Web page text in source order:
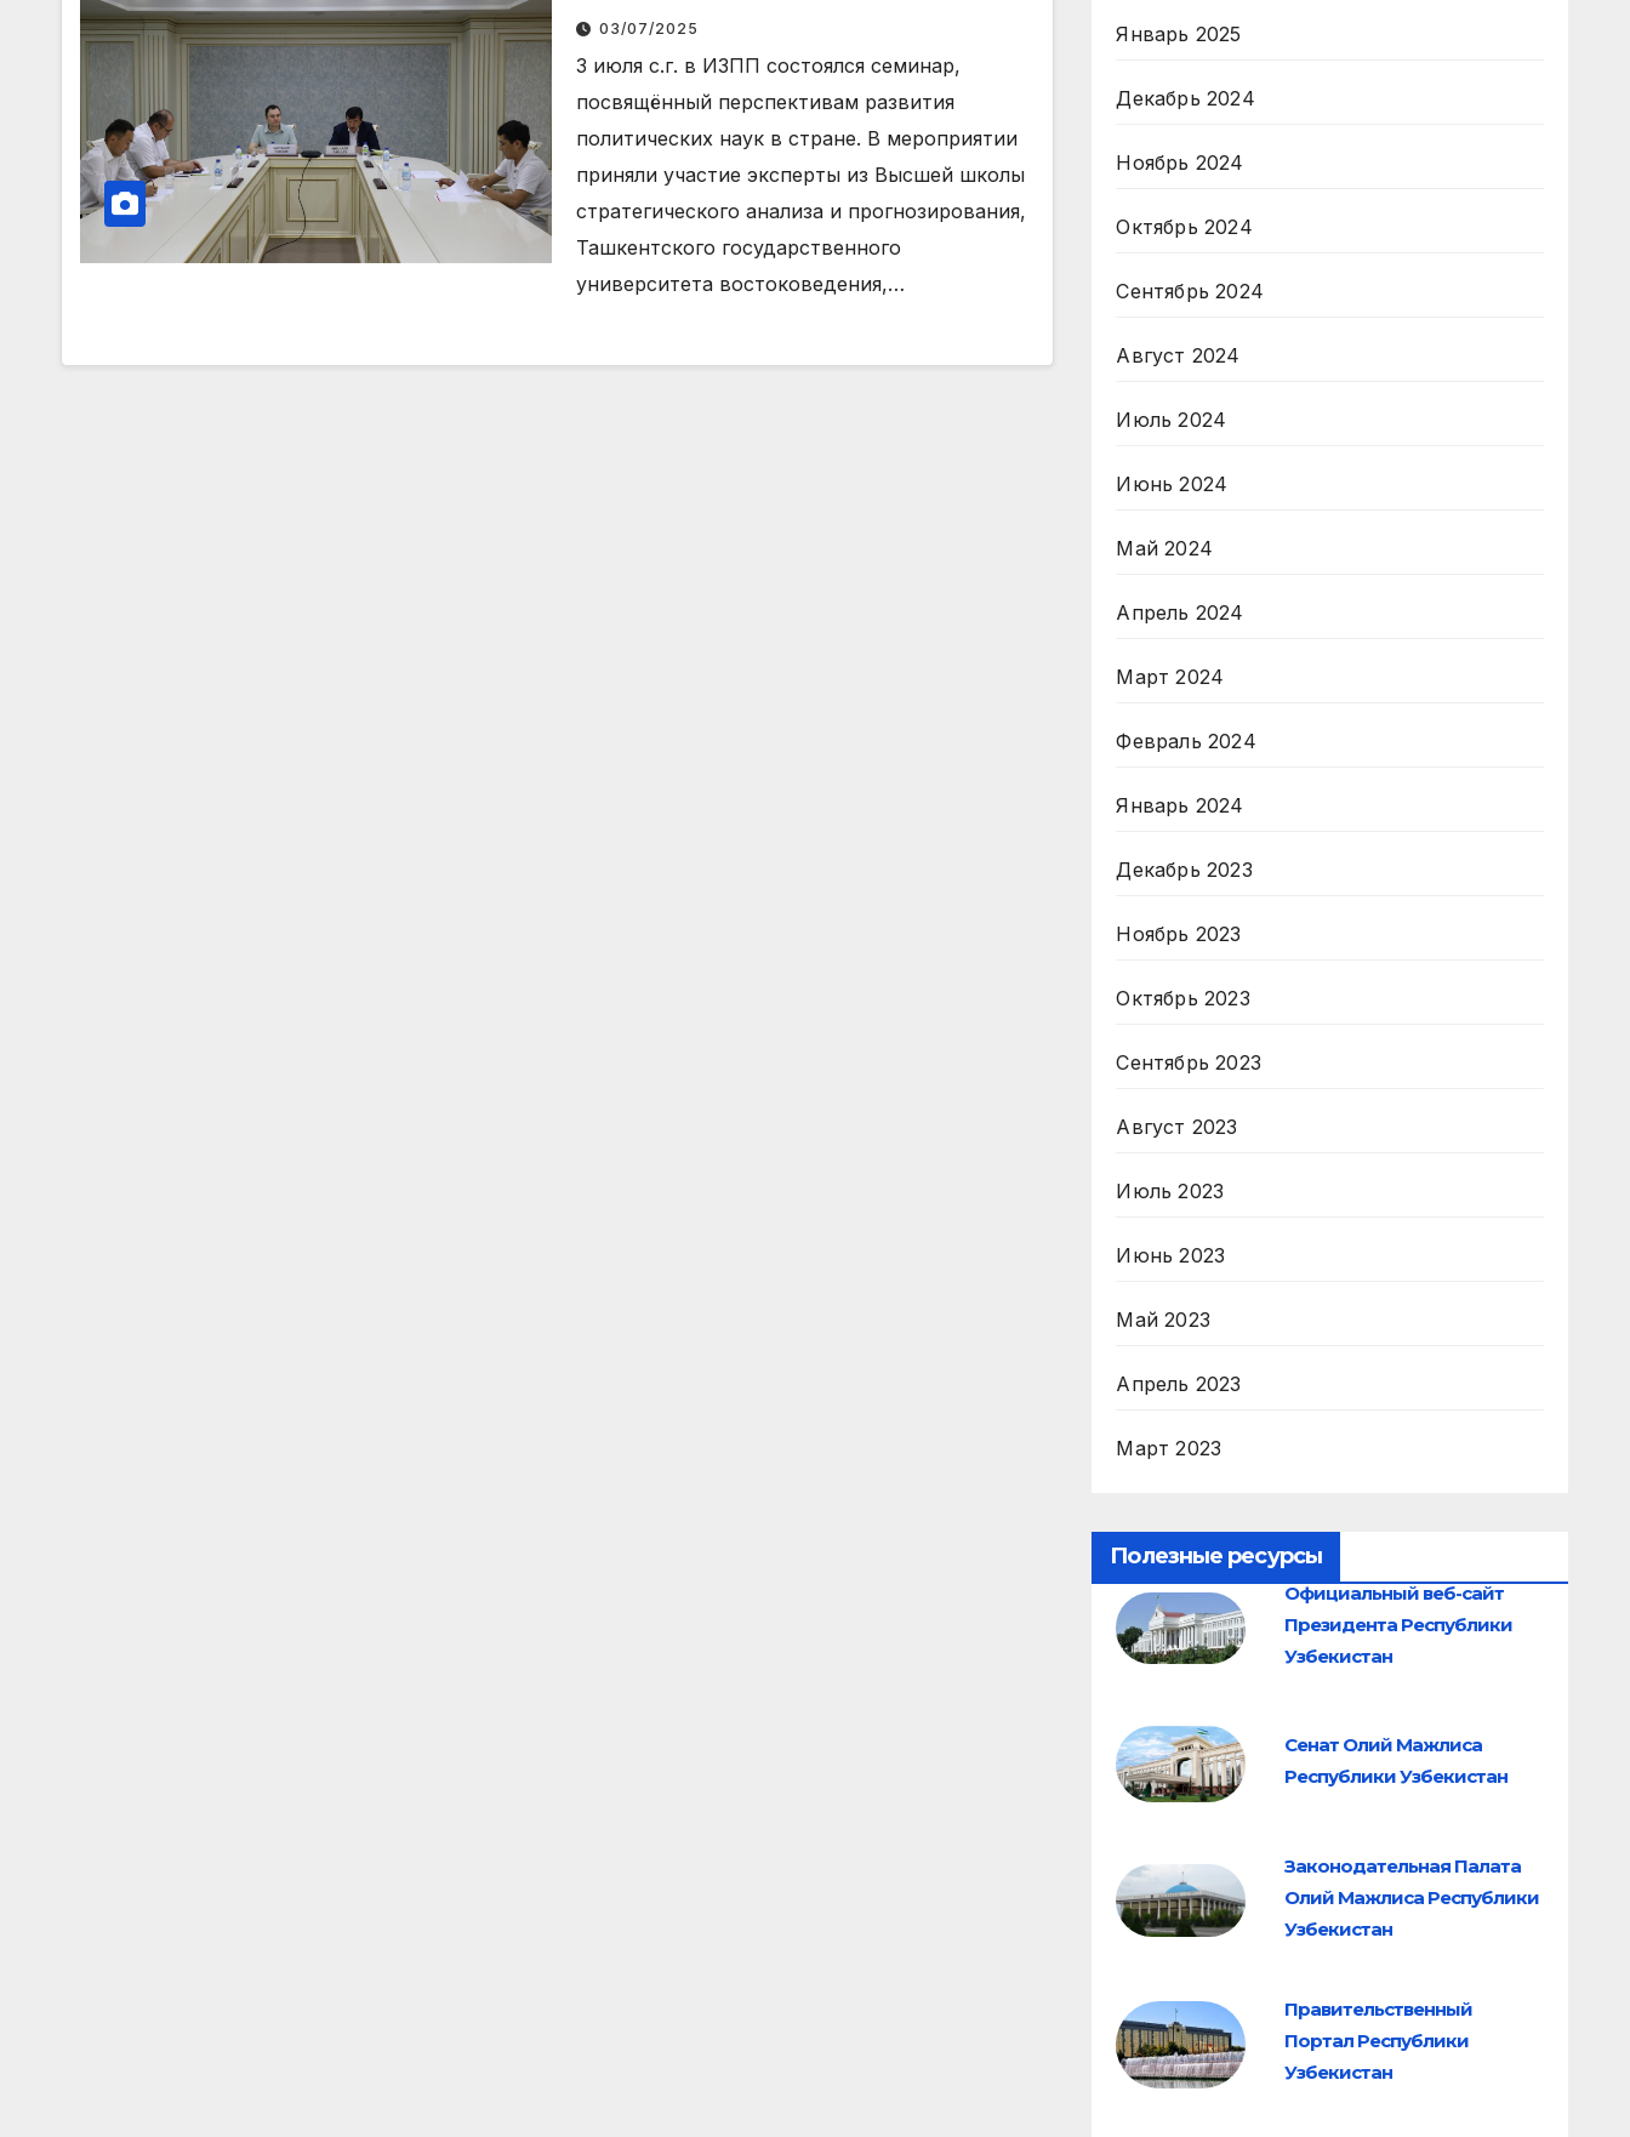
03/07/2025
3 июля с.г. в ИЗПП состоялся семинар,
посвящённый перспективам развития
политических наук в стране. В мероприятии
приняли участие эксперты из Высшей школы
стратегического анализа и прогнозирования,
Ташкентского государственного
университета востоковедения,…
Январь 2025
Декабрь 2024
Ноябрь 2024
Октябрь 2024
Сентябрь 2024
Август 2024
Июль 2024
Июнь 2024
Май 2024
Апрель 2024
Март 2024
Февраль 2024
Январь 2024
Декабрь 2023
Ноябрь 2023
Октябрь 2023
Сентябрь 2023
Август 2023
Июль 2023
Июнь 2023
Май 2023
Апрель 2023
Март 2023
Полезные ресурсы
Официальный веб-сайт
Президента Республики
Узбекистан
Сенат Олий Мажлиса
Республики Узбекистан
Законодательная Палата
Олий Мажлиса Республики
Узбекистан
Правительственный
Портал Республики
Узбекистан